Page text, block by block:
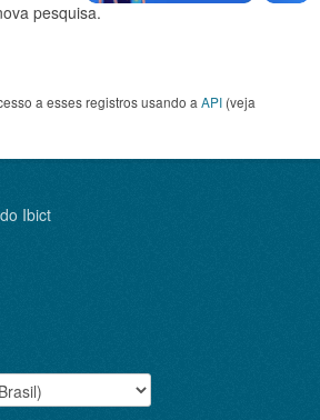
pesquisa.
a esses registros usando a API (veja
Ibict